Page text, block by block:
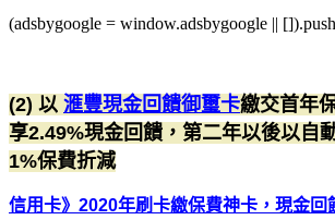
(adsbygoogle = window.adsbygoogle ||
(2) 以 滙豐現金回饋御璽卡繳交首年
享2.49%現金回饋，第二年以後以自
1%保費折減
信用卡》2020年刷卡繳保費神卡，現金回